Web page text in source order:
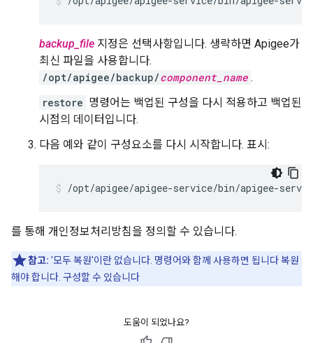
backup_file 지정은 선택사항입니다. 생략하면 Apigee가
최신 파일을 사용합니다.
/opt/apigee/backup/component_name .
restore 명령어는 백업된 구성을 다시 적용하고 백업된
시점의 데이터입니다.
다음 예와 같이 구성요소를 다시 시작합니다. 표시:
/opt/apigee/apigee-service/bin/apigee-
를 통해 개인정보처리방침을 정의할 수 있습니다.
참고: '모두 복원'이란 없습니다. 명령어와 함께 사용하면 됩니다 복원
해야 합니다. 구성할 수 있습니다
도움이 되었나요?